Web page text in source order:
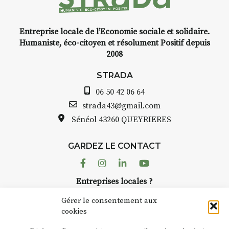
Gérer le consentement aux
cookies
INTERVIEW
avez ouvert une galerie à
Auzon…
Bernard TURLE Le Fumoir n’est
pas une galerie permanente.
AuzonToujours organise
dans le village. Des artistes et
caves, les granges d’Auzon. Le
Fumoir est l’un de ces espaces
Entreprise locale de l’Economie sociale et solidaire.
Humaniste, éco-citoyen et résolument Positif depuis
2008
STRADA
06 50 42 06 64
strada43@gmail.com
Sénéol 43260 QUEYRIERES
GARDEZ LE CONTACT
FacebookInstagram
LinkedinYoutube
Entreprises locales ?